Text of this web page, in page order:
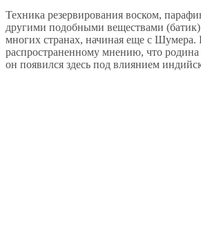
Техника резервирования воском,
другими подобными веществами (батик)
многих странах, начиная еще с Шумера.
распространенному мнению, что
он появился здесь под влиянием